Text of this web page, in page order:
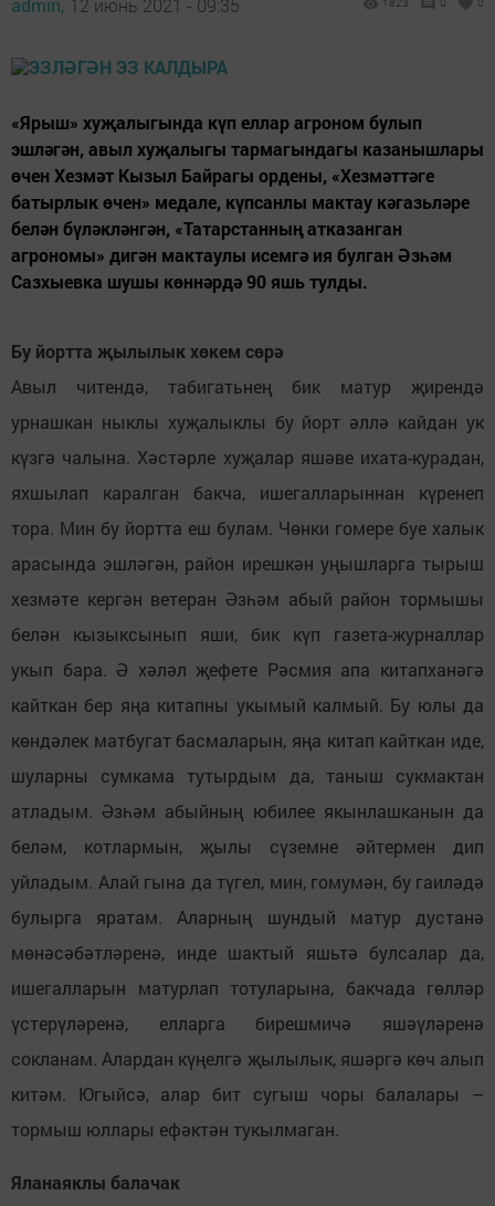
admin, 12 июнь 2021 - 09:35 1823 0 0
«Ярыш» хуҗалыгында күп еллар агроном булып
эшләгән, авыл хуҗалыгы тармагындагы казанышлары
өчен Хезмәт Кызыл Байрагы ордены, «Хезмәттәге
батырлык өчен» медале, күпсанлы мактау кәгазьләре
белән бүләкләнгән, «Татарстанның атказанган
агрономы» дигән мактаулы исемгә ия булган Әзһәм
Сазхыевка шушы көннәрдә 90 яшь тулды.
Бу йортта җылылык хөкем сөрә
Авыл читендә, табигатьнең бик матур җирендә
урнашкан ныклы хуҗалыклы бу йорт әллә кайдан ук
күзгә чалына. Хәстәрле хуҗалар яшәве ихата-курадан,
яхшылап каралган бакча, ишегалларыннан күренеп
тора. Мин бу йортта еш булам. Чөнки гомере буе халык
арасында эшләгән, район ирешкән уңышларга тырыш
хезмәте кергән ветеран Әзһәм абый район тормышы
белән кызыксынып яши, бик күп газета-журналлар
укып бара. Ә хәләл җефете Рәсмия апа китапханәгә
кайткан бер яңа китапны укымый калмый. Бу юлы да
көндәлек матбугат басмаларын, яңа китап кайткан иде,
шуларны сумкама тутырдым да, таныш сукмактан
атладым. Әзһәм абыйның юбилее якынлашканын да
беләм, котлармын, җылы сүземне әйтермен дип
уйладым. Алай гына да түгел, мин, гомумән, бу гаиләдә
булырга яратам. Аларның шундый матур дустанә
мөнәсәбәтләренә, инде шактый яшьтә булсалар да,
ишегалларын матурлап тотуларына, бакчада гөлләр
үстерүләренә, елларга бирешмичә яшәүләренә
сокланам. Алардан күңелгә җылылык, яшәргә көч алып
китәм. Югыйсә, алар бит сугыш чоры балалары –
тормыш юллары ефәктән тукылмаган.
Яланаяклы балачак